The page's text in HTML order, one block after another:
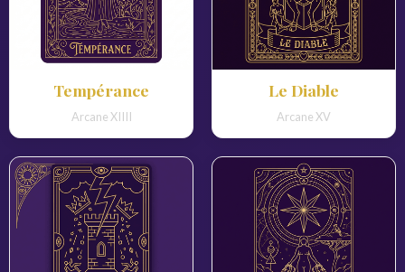
Tempérance
Arcane XIIII
Le Diable
Arcane XV